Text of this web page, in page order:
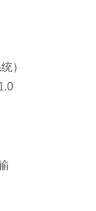
）